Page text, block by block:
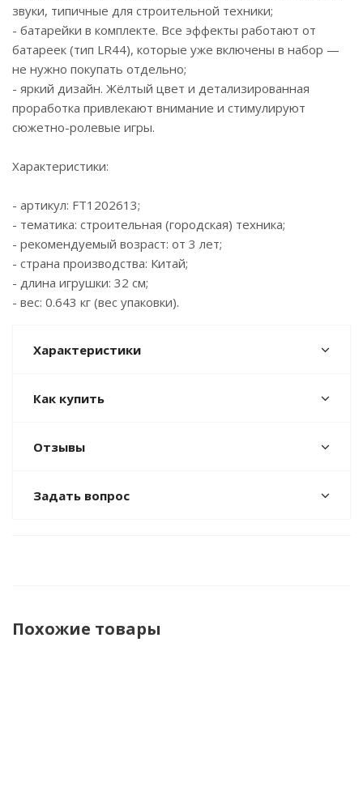
звуки, типичные для строительной техники;
- батарейки в комплекте. Все эффекты работают от
батареек (тип LR44), которые уже включены в набор —
не нужно покупать отдельно;
- яркий дизайн. Жёлтый цвет и детализированная
проработка привлекают внимание и стимулируют
сюжетно-ролевые игры.
Характеристики:
- артикул: FT1202613;
- тематика: строительная (городская) техника;
- рекомендуемый возраст: от 3 лет;
- страна производства: Китай;
- длина игрушки: 32 см;
- вес: 0.643 кг (вес упаковки).
Характеристики
Как купить
Отзывы
Задать вопрос
Похожие товары